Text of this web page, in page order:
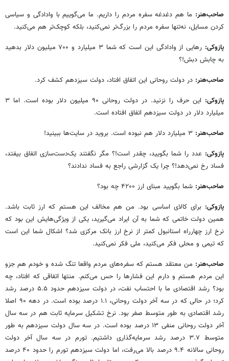
صاحب‌هنر: ما هم دغدغه سفره مردم را داریم. ما می‌گوییم با وادادگی و سیاسی
کردن مسایل، نه‌تنها سفره مردم را بزرگ‌تر نمی‌کنید، بلکه کوچک‌تر هم می‌کنید.
پازوکی:
رهایی از وادادگی این است که شما ۳ میلیارد و ۷۰۰ میلیون دلار بدهید
به چابش دبش!؟
صاحب‌هنر: در دولت روحانی این اتفاق افتاد، دولت سیزدهم کشف کرد.
پازوکی:
این حرف را نزنید. در دولت روحانی ۹۰ میلیون دلار بوده است. اما ۳
میلیارد دلار در دولت سیزدهم اتفاق افتاده است.
صاحب‌هنر:
پازوکی: عدد را شما بگویید، چقدر است!؟ مگر نگفتند یک‌دست‌سازی اتفاق بیفتد،
فساد رخ نمی‌دهد!؟ چرا یک گزارشی راجع به فساد ندادند؟
صاحب‌هنر: شما بگویید مبنای ارز ۴۲۰۰ چه بود؟
پازوکی: برای کالای اساسی بود. من هم مخالف این هستم که ارز ثابت باشد.
همین دولت خاتمی که شما به آن ایراد می‌گیرید، یکی از ویژگی‌هایش این بود که
نرخ ارز چهارراه استانبول کمتر از نرخ ارز بانک مرکزی شد؟ اشکال شما این است
که تیمی و محلی فکر می‌کنید، ملی فکر نمی‌کنید.
صاحب‌هنر: من معتقد هستم که سفره‌های مردم واقعا تنگ شده و خودم هم جزو
این مردم هستم و دارم این فشارها را حس می‌کنم. منتها اتفاقی که افتاد، چه
بود؟ رشد اقتصادی ما با احتساب نفت، در دولت سیزدهم حدود ۵.۵ درصد رشد
کرد؛ در حالی که در سه آخر دولت روحانی، ۱.۱ درصد بوده است. در دهه ۹۰ اصلا
رشد اقتصادی به طور متوسط صفر بود. نرخ تشکیل سرمایه ثابت هم در سه سال
آخر دولت روحانی منفی ۱۳ درصد بوده است. در سه سال دولت سیزدهم به طور
متوسط ۳.۷ درصد رشد سرمایه‌گذاری داشتیم. تورم در سه سال آخر دولت
روحانی سالانه ۹.۴ درصد بالا می‌رفت، اما دولت سیزدهم تورم را حدود ۴۰ درصد